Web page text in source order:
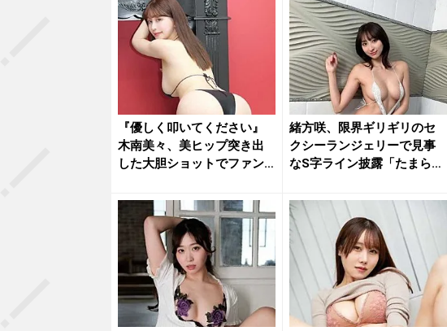
『優しく叩いてください』
木南美々、美ヒップ突き出
した大胆ショットでファン
緒方咲、限界ギリギリのセ
クシーランジェリーで見事
なS字ライン披露「たまらな